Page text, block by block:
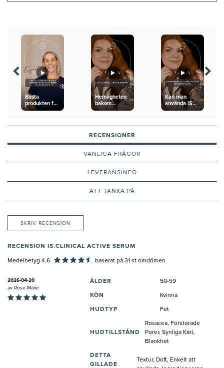
Bästa
produkten för
aknebenägen
Hemligheten
bakom
Produktspecialistens
Kan man
använda iS
Clincial
RECENSIONER
VANLIGA FRÅGOR
LEVERANSINFO
ATT TÄNKA PÅ
SKRIV RECENSION
RECENSION IS.CLINICAL ACTIVE SERUM
Medelbetyg 4,6 baserat på 31 st omdömen
2026-04-20
av Rose-Marie
ÅLDER 50-59
KÖN Kvinna
HUDTYP Fet
HUDTILLSTÅND
Rosacea, Förstorade
Porer, Synliga Kärl,
Blankhet
DETTA
GILLADE
Textur, Doft, Enkelt att